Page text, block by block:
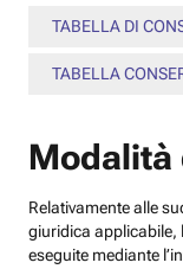
TABELLA DI
TABELLA
Modalità
Relativamente alle
giuridica applicabile,
eseguite mediante